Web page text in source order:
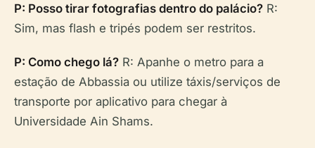
P: Posso tirar fotografias dentro do palácio? R:
Sim, mas flash e tripés podem ser restritos.
P: Como chego lá? R: Apanhe o metro para a
estação de Abbassia ou utilize táxis/serviços de
transporte por aplicativo para chegar à
Universidade Ain Shams.